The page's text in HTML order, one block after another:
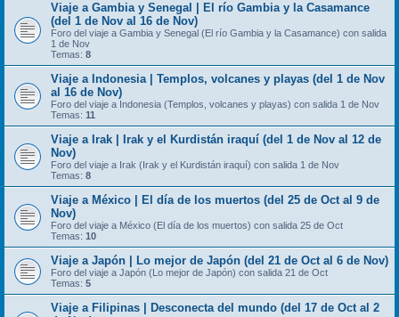
Viaje a Gambia y Senegal | El río Gambia y la Casamance
(del 1 de Nov al 16 de Nov)
Foro del viaje a Gambia y Senegal (El río Gambia y la Casamance) con salida
1 de Nov
Temas: 8
Viaje a Indonesia | Templos, volcanes y playas (del 1 de Nov
al 16 de Nov)
Foro del viaje a Indonesia (Templos, volcanes y playas) con salida 1 de Nov
Temas: 11
Viaje a Irak | Irak y el Kurdistán iraquí (del 1 de Nov al 12 de
Nov)
Foro del viaje a Irak (Irak y el Kurdistán iraquí) con salida 1 de Nov
Temas: 8
Viaje a México | El día de los muertos (del 25 de Oct al 9 de
Nov)
Foro del viaje a México (El día de los muertos) con salida 25 de Oct
Temas: 10
Viaje a Japón | Lo mejor de Japón (del 21 de Oct al 6 de Nov)
Foro del viaje a Japón (Lo mejor de Japón) con salida 21 de Oct
Temas: 5
Viaje a Filipinas | Desconecta del mundo (del 17 de Oct al 2